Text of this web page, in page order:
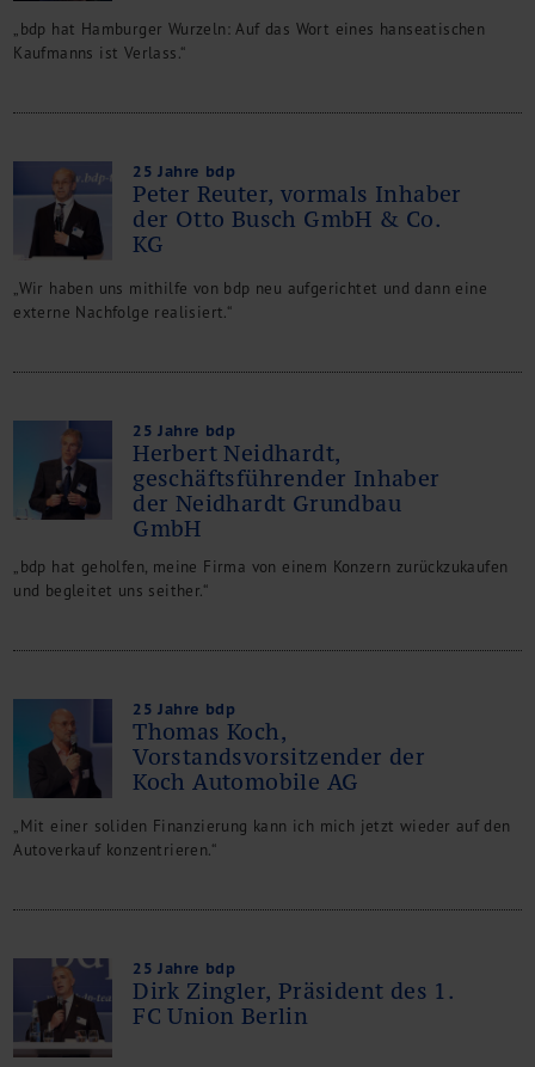
„bdp hat Hamburger Wurzeln: Auf das Wort eines hanseatischen
Kaufmanns ist Verlass.“
25 Jahre bdp
Peter Reuter, vormals Inhaber
der Otto Busch GmbH & Co.
KG
„Wir haben uns mithilfe von bdp neu aufgerichtet und dann eine
externe Nachfolge realisiert.“
25 Jahre bdp
Herbert Neidhardt,
geschäftsführender Inhaber
der Neidhardt Grundbau
GmbH
„bdp hat geholfen, meine Firma von einem Konzern zurückzukaufen
und begleitet uns seither.“
25 Jahre bdp
Thomas Koch,
Vorstandsvorsitzender der
Koch Automobile AG
„Mit einer soliden Finanzierung kann ich mich jetzt wieder auf den
Autoverkauf konzentrieren.“
25 Jahre bdp
Dirk Zingler, Präsident des 1.
FC Union Berlin